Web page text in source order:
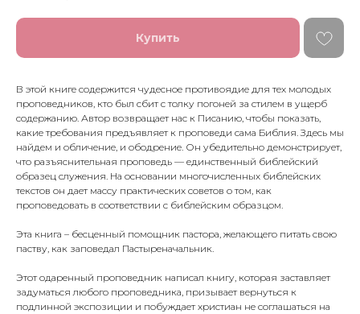
Купить
В этой книге содержится чудесное противоядие для тех молодых
проповедников, кто был сбит с толку погоней за стилем в ущерб
содержанию. Автор возвращает нас к Писанию, чтобы показать,
какие требования предъявляет к проповеди сама Библия. Здесь мы
найдем и обличение, и ободрение. Он убедительно демонстрирует,
что разъяснительная проповедь — единственный библейский
образец служения. На основании многочисленных библейских
текстов он дает массу практических советов о том, как
проповедовать в соответствии с библейским образцом.
Эта книга – бесценный помощник пастора, желающего питать свою
паству, как заповедал Пастыреначальник.
Этот одаренный проповедник написал книгу, которая заставляет
задуматься любого проповедника, призывает вернуться к
подлинной экспозиции и побуждает христиан не соглашаться на